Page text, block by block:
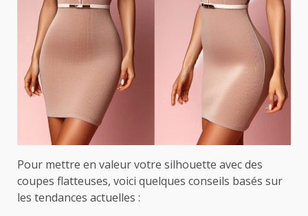
Pour mettre en valeur votre silhouette avec des
coupes flatteuses, voici quelques conseils basés sur
les tendances actuelles :